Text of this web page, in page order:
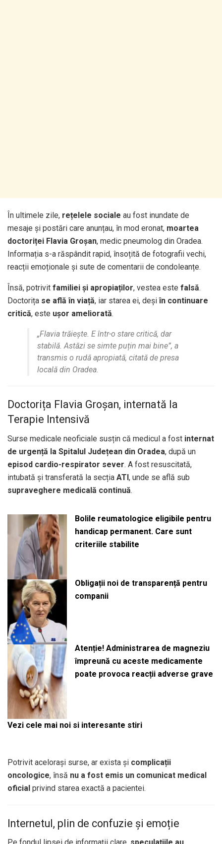
În ultimele zile, rețelele sociale au fost inundate de
mesaje și postări care anunțau, în mod eronat, moartea
doctoriței Flavia Groșan, medic pneumolog din Oradea.
Informația s-a răspândit rapid, însoțită de fotografii vechi,
reacții emoționale și sute de comentarii de condoleanțe.
Însă, potrivit familiei și apropiaților, vestea este falsă.
Doctorița se află în viață, iar starea ei, deșiîn continuare
critică, este ușor ameliorată.
„Flavia trăiește. E într-o stare critică, dar
stabilă. Astăzi se simte puțin mai bine”, a
transmis o rudă apropiată, citată de presa
locală din Oradea.
Doctorița Flavia Groșan, internată la
Terapie Intensivă
Surse medicale neoficiale susțin că medicul a fost internat
de urgență la Spitalul Județean din Oradea, după un
episod cardio-respirator sever. A fost resuscitată,
intubată și transferată la secția ATI, unde se află sub
supraveghere medicală continuă.
Bolile reumatologice eligibile pentru
handicap permanent. Care sunt
criteriile stabilite
Obligații noi de transparență pentru
companii
Atenție! Administrarea de magneziu
împreună cu aceste medicamente
poate provoca reacții adverse grave
Vezi cele mai noi si interesante stiri
Potrivit acelorași surse, ar exista și complicații
oncologice, însă nu a fost emis un comunicat medical
oficial privind starea exactă a pacientei.
Internetul, plin de confuzie și emoție